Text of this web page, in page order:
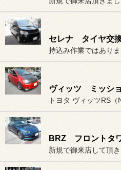
セレナ タイヤ交換
ヴィッツ ミッショ
トヨタ ヴィッツRS（